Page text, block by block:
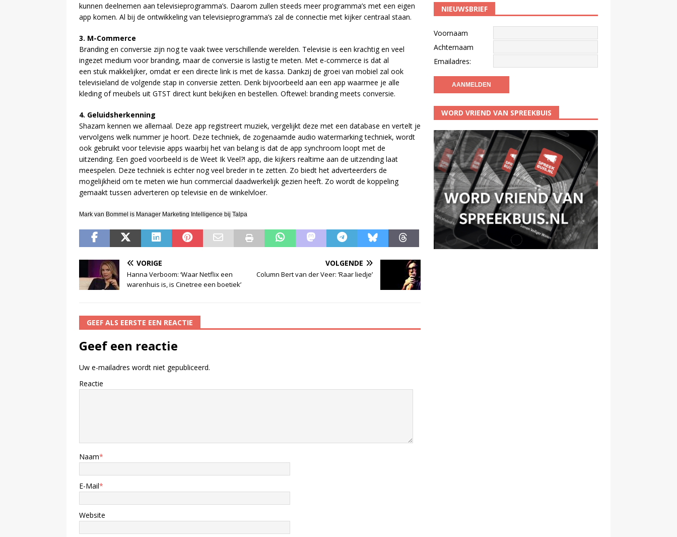
kunnen deelnemen aan televisieprogramma’s. Daarom zullen steeds meer programma’s met een eigen
app komen. Al bij de ontwikkeling van televisieprogramma’s zal de connectie met kijker centraal staan.
3. M-Commerce
Branding en conversie zijn nog te vaak twee verschillende werelden. Televisie is een krachtig en veel
ingezet medium voor branding, maar de conversie is lastig te meten. Met e-commerce is dat al
een stuk makkelijker, omdat er een directe link is met de kassa. Dankzij de groei van mobiel zal ook
televisieland de volgende stap in conversie zetten. Denk bijvoorbeeld aan een app waarmee je alle
kleding of meubels uit GTST direct kunt bekijken en bestellen. Oftewel: branding meets conversie.
4. Geluidsherkenning
Shazam kennen we allemaal. Deze app registreert muziek, vergelijkt deze met een database en vertelt je
vervolgens welk nummer je hoort. Deze techniek, de zogenaamde audio watermarking techniek, wordt
ook gebruikt voor televisie apps waarbij het van belang is dat de app synchroom loopt met de
uitzending. Een goed voorbeeld is de Weet Ik Veel?! app, die kijkers realtime aan de uitzending laat
meespelen. Deze techniek is echter nog veel breder in te zetten. Zo biedt het adverteerders de
mogelijkheid om te meten wie hun commercial daadwerkelijk gezien heeft. Zo wordt de koppeling
gemaakt tussen adverteren op televisie en de winkelvloer.
Mark van Bommel is Manager Marketing Intelligence bij Talpa
VORIGE
Hanna Verboom: ‘Waar Netflix een
warenhuis is, is Cinetree een boetiek’
VOLGENDE
Column Bert van der Veer: ‘Raar liedje’
GEEF ALS EERSTE EEN REACTIE
Geef een reactie
Uw e-mailadres wordt niet gepubliceerd.
Reactie
Naam*
E-Mail*
Website
NIEUWSBRIEF
Voornaam
Achternaam
Emailadres:
WORD VRIEND VAN SPREEKBUIS